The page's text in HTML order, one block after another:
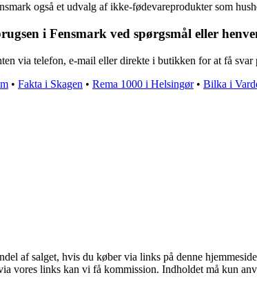
også et udvalg af ikke-fødevareprodukter som
i Fensmark ved spørgsmål eller
via telefon, e-mail eller direkte i butikken for at få svar
• Fakta i Skagen • Rema 1000 i Helsingør• Bilka i
af salget, hvis du køber via links på denne
vores links kan vi få kommission. Indholdet må kun